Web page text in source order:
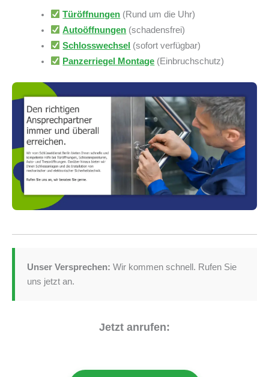
Türöffnungen (Rund um die Uhr)
Autoöffnungen (schadensfrei)
Schlosswechsel (sofort verfügbar)
Panzerriegel Montage (Einbruchschutz)
Unser Versprechen: Wir kommen schnell. Rufen Sie
uns jetzt an.
Jetzt anrufen: